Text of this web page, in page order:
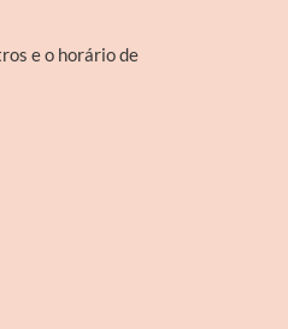
e o horário de